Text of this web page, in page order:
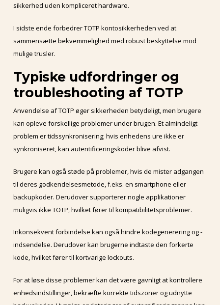
sikkerhed uden kompliceret hardware.
I sidste ende forbedrer TOTP kontosikkerheden ved at
sammensætte bekvemmelighed med robust beskyttelse mod
mulige trusler.
Typiske udfordringer og
troubleshooting af TOTP
Anvendelse af TOTP øger sikkerheden betydeligt, men brugere
kan opleve forskellige problemer under brugen. Et almindeligt
problem er tidssynkronisering; hvis enhedens ure ikke er
synkroniseret, kan autentificeringskoder blive afvist.
Brugere kan også støde på problemer, hvis de mister adgangen
til deres godkendelsesmetode, f.eks. en smartphone eller
backupkoder. Derudover supporterer nogle applikationer
muligvis ikke TOTP, hvilket fører til kompatibilitetsproblemer.
Inkonsekvent forbindelse kan også hindre kodegenerering og -
indsendelse. Derudover kan brugerne indtaste den forkerte
kode, hvilket fører til kortvarige lockouts.
For at løse disse problemer kan det være gavnligt at kontrollere
enhedsindstillinger, bekræfte korrekte tidszoner og udnytte